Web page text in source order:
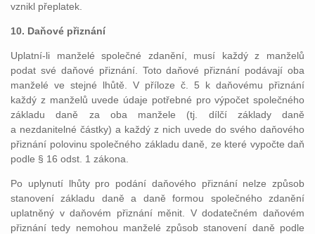
vznikl přeplatek.
10. Daňové přiznání
Uplatní-li manželé společné zdanění, musí každý z manželů
podat své daňové přiznání. Toto daňové přiznání podávají oba
manželé ve stejné lhůtě. V příloze č. 5 k daňovému přiznání
každý z manželů uvede údaje potřebné pro výpočet společného
základu daně za oba manžele (tj. dílčí základy daně
a nezdanitelné částky) a každý z nich uvede do svého daňového
přiznání polovinu společného základu daně, ze které vypočte daň
podle § 16 odst. 1 zákona.
Po uplynutí lhůty pro podání daňového přiznání nelze způsob
stanovení základu daně a daně formou společného zdanění
uplatněný v daňovém přiznání měnit. V dodatečném daňovém
přiznání tedy nemohou manželé způsob stanovení daně podle